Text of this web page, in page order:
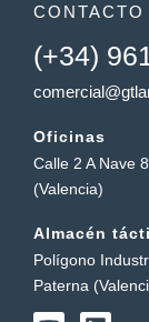
CONTACTO
(+34)
Oficinas
Calle 2 A Nave
(Valencia)
Almacén
Polígono
Paterna
Y
L